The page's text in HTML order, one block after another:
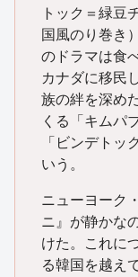
トック＝緑豆
国風のり巻き
のドラマは食
カナダに移民
族の絆を深め
くる「キムパ
「ビンデトッ
いう。
ニューヨーク
ニ』が静かな
けた。これに
る韓国を越え